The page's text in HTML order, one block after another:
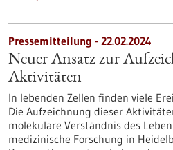
Pressemitteilung - 22.02.2024
Neuer Ansatz zur
Aktivitäten
In lebenden Zellen finden viele
Die Aufzeichnung dieser
molekulare Verständnis des
medizinische Forschung in